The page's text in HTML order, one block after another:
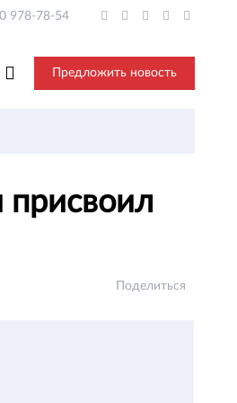
978-78-54
Предложить новость
Поделиться